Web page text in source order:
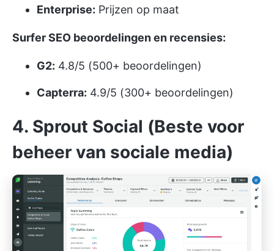
Enterprise: Prijzen op maat
Surfer SEO beoordelingen en recensies:
G2: 4.8/5 (500+ beoordelingen)
Capterra: 4.9/5 (300+ beoordelingen)
4. Sprout Social (Beste voor
beheer van sociale media)